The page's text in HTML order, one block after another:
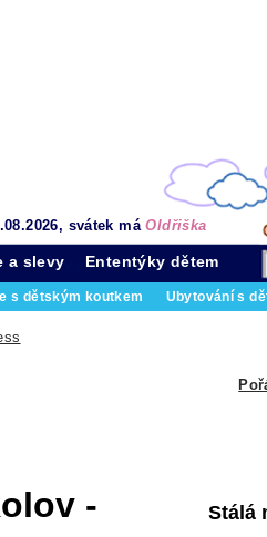
svátek máOldřiška
s dětským koutkem Ubytování s
a slevy Ententýky dětem
-
Stálá